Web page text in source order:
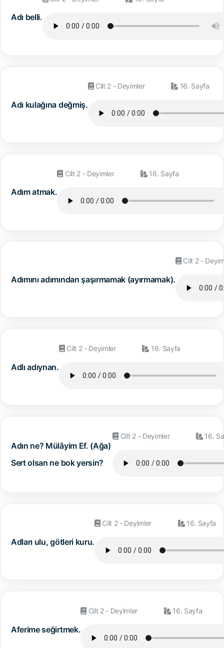
Adı belli.
Adı kulağına değmiş.
Cilt 2 - Deyimler 16. Sayfa
Adım atmak.
Cilt 2 - Deyimler 16. Sayfa
Adımını adımından şaşırmamak (ayırmamak).
Cilt 2 -
Adlı adıynan.
Cilt 2 - Deyimler 16. Sayfa
Adın ne? Mülâyim Ef. (Ağa)
Sert olsan ne bok yersin?
Cilt 2 - Deyimler 16.
Adları ulu, götleri kuru.
Cilt 2 - Deyimler 16. Sayfa
Aferime seğirtmek.
Cilt 2 - Deyimler 16. Sayfa